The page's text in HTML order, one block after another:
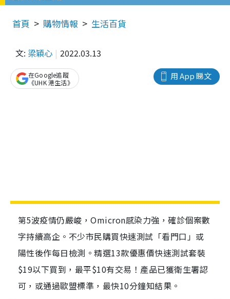
首頁 購物情報 生活百貨
文: 梁穎心 2022.03.13
用 App 睇文
在Google追蹤
《UHK 港生活》
第5波疫情仍嚴峻，Omicron感染力強，確診個案數
字持續高企。不少市民購買快速測試「看門口」或
陽性後作每日檢測。精選13款優惠價快速測試套裝
$19以下買到，最平$10有交易！產品已獲衛生署認
可，或通過歐盟標準，最快10分鐘知結果。